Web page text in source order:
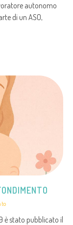
autonomo
di un ASO,
è stato pubblicato il